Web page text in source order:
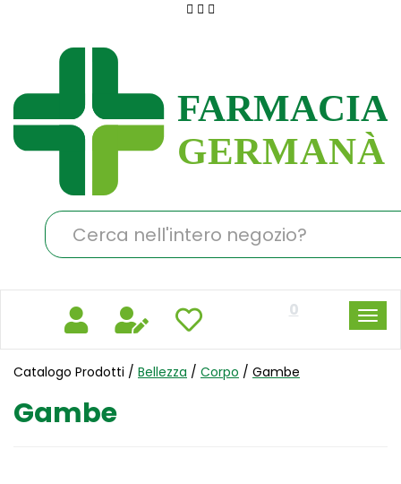
principale
Germanà
Cerca
Prodotto
0
Catalogo Prodotti / Bellezza / Corpo / Gambe
Gambe